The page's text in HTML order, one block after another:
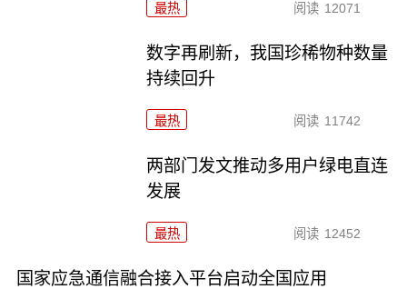
最热 阅读 12071
数字再刷新，我国珍稀物种数量
持续回升
最热 阅读 11742
两部门发文推动多用户绿电直连
发展
最热 阅读 12452
国家应急通信融合接入平台启动全国应用